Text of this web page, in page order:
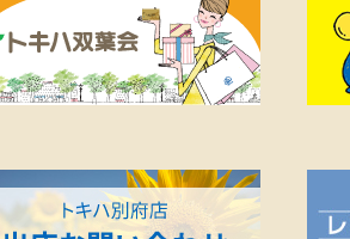
境対策課の方から、自然、植
物、生き物について、10分ほど
レクチャーをしていただきま
す。その後、お子様はグリーン
ログラムを実施いたします。＜
第3回：キッズバリスタ体験(コ
ーヒーカスタマイズ)＆豆カス消